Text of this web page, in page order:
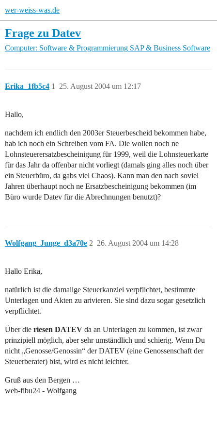
wer-weiss-was.de
Frage zu Datev
Computer: Software & Programmierung SAP & Business Software
Erika_1fb5c4 25. August 2004 um 12:17
1
Hallo,
nachdem ich endlich den 2003er Steuerbescheid bekommen habe,
hab ich noch ein Schreiben vom FA. Die wollen noch ne
Lohnsteuerersatzbescheinigung für 1999, weil die Lohnsteuerkarte
für das Jahr da offenbar nicht vorliegt (damals ging alles noch über
ein Steuerbüro, da gabs viel Chaos). Kann man den nach soviel
Jahren überhaupt noch ne Ersatzbescheinigung bekommen (im
Büro wurde Datev für die Abrechnungen benutzt)?
Wolfgang_Junge_d3a70e 26. August 2004 um 14:28
2
Hallo Erika,
natürlich ist die damalige Steuerkanzlei verpflichtet, bestimmte
Unterlagen und Akten zu arivieren. Sie sind dazu sogar gesetzlich
verpflichtet.
Über die riesen DATEV da an Unterlagen zu kommen, ist zwar
prinzipiell möglich, aber sehr umständlich und schierig. Wenn Du
nicht „Genosse/Genossin“ der DATEV (eine Genossenschaft der
Steuerberater) bist, wird es nicht leichter.
Gruß aus den Bergen …
web-fibu24 - Wolfgang